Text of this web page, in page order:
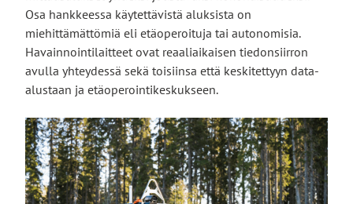
Osa hankkeessa käytettävistä aluksista on
miehittämättömiä eli etäoperoituja tai autonomisia.
Havainnointilaitteet ovat reaaliaikaisen tiedonsiirron
avulla yhteydessä sekä toisiinsa että keskitettyyn data-
alustaan ja etäoperointikeskukseen.